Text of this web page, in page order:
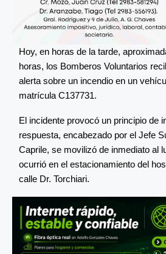
Hoy, en horas de la tarde,
horas, los Bomberos Voluntarios
alerta sobre un incendio en un
matrícula C137731.
El incidente provocó un principio de
respuesta, encabezado por el Jefe
Caprile, se movilizó de inmediato al
ocurrió en el estacionamiento del
calle Dr. Torchiari.